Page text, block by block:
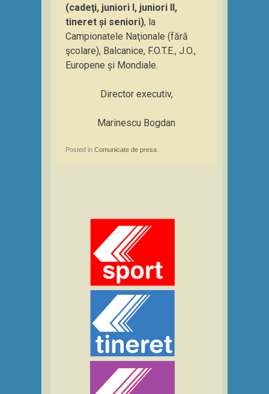
(cadeţi, juniori I, juniori II,
tineret și seniori), la
Campionatele Naţionale (fără
şcolare), Balcanice, F.O.T.E., J.O.,
Europene și Mondiale.
Director executiv,
Marinescu Bogdan
Posted in Comunicate de presa